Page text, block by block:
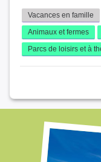
Vacances en famille
Animaux et fermes
Parcs de loisirs et à